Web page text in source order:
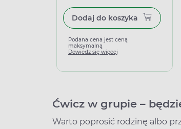
Dodaj do koszyka
Podana cena jest ceną
maksymalną
Dowiedz się więcej
Ćwicz w grupie –
Warto poprosić rodzinę albo